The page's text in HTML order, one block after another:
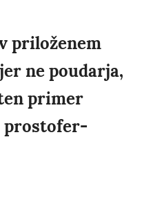
priloženem
ne poudarja,
primer
prostofer-